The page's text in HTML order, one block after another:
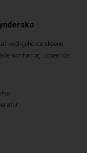
vedligeholde skoene
komfort og udseende.